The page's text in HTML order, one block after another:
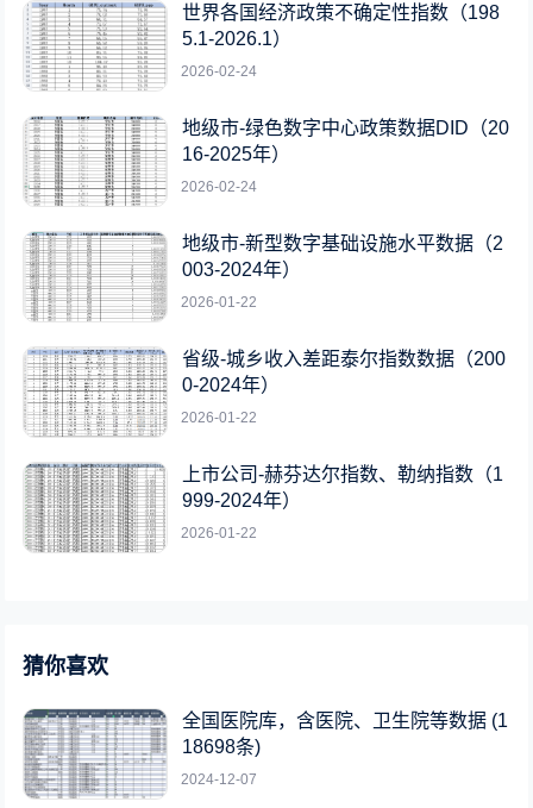
世界各国经济政策不确定性指数（198
5.1-2026.1）
2026-02-24
地级市-绿色数字中心政策数据DID（20
16-2025年）
2026-02-24
地级市-新型数字基础设施水平数据（2
003-2024年）
2026-01-22
省级-城乡收入差距泰尔指数数据（200
0-2024年）
2026-01-22
上市公司-赫芬达尔指数、勒纳指数（1
999-2024年）
2026-01-22
猜你喜欢
全国医院库，含医院、卫生院等数据 (1
18698条)
2024-12-07